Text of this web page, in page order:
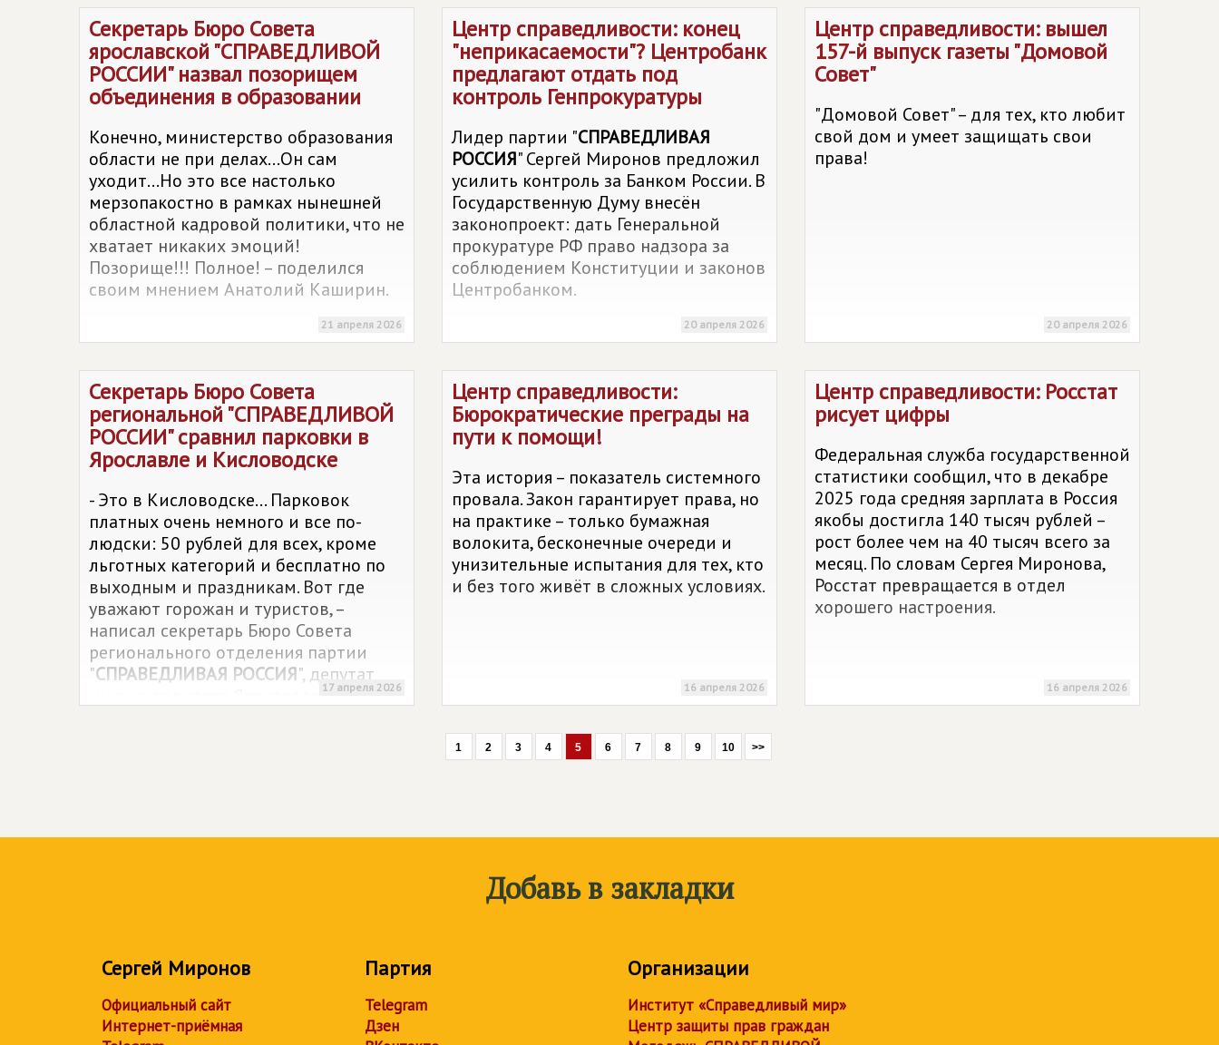
(ул. Ленина, 63).
Секретарь Бюро Совета
ярославской "СПРАВЕДЛИВОЙ
РОССИИ" назвал позорищем
объединения в образовании
Конечно, министерство образования
области не при делах...Он сам
уходит...Но это все настолько
мерзопакостно в рамках нынешней
областной кадровой политики, что не
хватает никаких эмоций!
Позорище!!! Полное! – поделился
своим мнением Анатолий Каширин.
21 апреля 2026
Центр справедливости: конец
"неприкасаемости"? Центробанк
предлагают отдать под
контроль Генпрокуратуры
Лидер партии "СПРАВЕДЛИВАЯ
РОССИЯ" Сергей Миронов предложил
усилить контроль за Банком России. В
Государственную Думу внесён
законопроект: дать Генеральной
прокуратуре РФ право надзора за
соблюдением Конституции и законов
Центробанком.
20 апреля 2026
Центр справедливости: вышел
157-й выпуск газеты "Домовой
Совет"
"Домовой Совет" – для тех, кто любит
свой дом и умеет защищать свои
права!
20 апреля 2026
Секретарь Бюро Совета
региональной "СПРАВЕДЛИВОЙ
РОССИИ" сравнил парковки в
Ярославле и Кисловодске
- Это в Кисловодске... Парковок
платных очень немного и все по-
людски: 50 рублей для всех, кроме
льготных категорий и бесплатно по
выходным и праздникам. Вот где
уважают горожан и туристов, –
написал секретарь Бюро Совета
регионального отделения партии
"СПРАВЕДЛИВАЯ РОССИЯ", депутат
муниципалитета Ярославля Анатолий
17 апреля 2026
Центр справедливости:
Бюрократические преграды на
пути к помощи!
Эта история – показатель системного
провала. Закон гарантирует права, но
на практике – только бумажная
волокита, бесконечные очереди и
унизительные испытания для тех, кто
и без того живёт в сложных условиях.
16 апреля 2026
Центр справедливости: Росстат
рисует цифры
Федеральная служба государственной
статистики сообщил, что в декабре
2025 года средняя зарплата в Россия
якобы достигла 140 тысяч рублей –
рост более чем на 40 тысяч всего за
месяц. По словам Сергея Миронова,
Росстат превращается в отдел
хорошего настроения.
16 апреля 2026
1 2 3 4 5 6 7 8 9 10 >>
Добавь в закладки
Сергей Миронов
Официальный сайт
Интернет-приёмная
Партия
Telegram
Дзен
Организации
Институт «Справедливый мир»
Центр защиты прав граждан